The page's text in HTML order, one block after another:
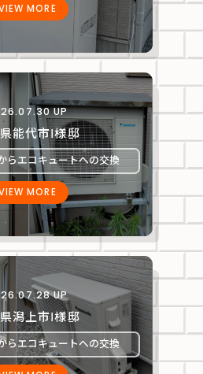
MORE
UP
能代市Ⅰ様邸
らエコキュートへの交換
MORE
UP
潟上市Ⅰ様邸
らエコキュートへの交換